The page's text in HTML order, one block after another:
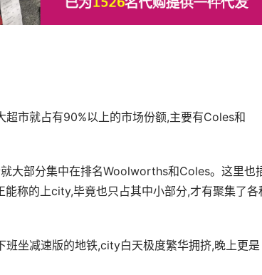
超市就占有90%以上的市场份额,主要有Coles和
大部分集中在排名Woolworths和Coles。这里也
称的上city,毕竟也只占其中小部分,才有聚集了各
坐减速版的地铁,city白天极度繁华拥挤,晚上更是